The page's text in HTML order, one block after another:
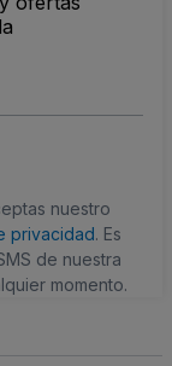
nuestro
privacidad. Es
de nuestra
momento.